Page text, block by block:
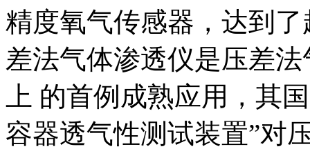
精度氧气传感器，达到
差法气体渗透仪是压差
上 的首例成熟应用，其
容器透气性测试装置”对